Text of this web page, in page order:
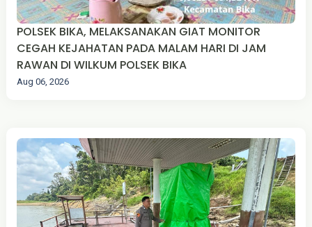
POLSEK BIKA, MELAKSANAKAN GIAT MONITOR
CEGAH KEJAHATAN PADA MALAM HARI DI JAM
RAWAN DI WILKUM POLSEK BIKA
Aug 06, 2026